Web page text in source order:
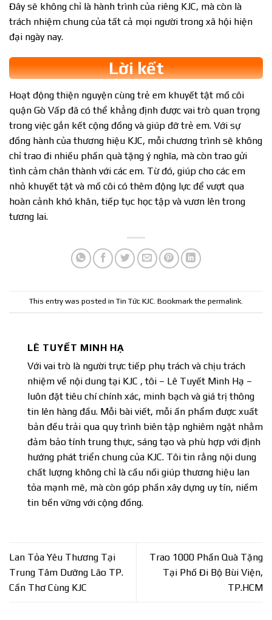
Đây sẽ không chỉ là hành trình của riêng KJC, mà còn là
trách nhiệm chung của tất cả mọi người trong xã hội hiện
đại ngày nay.
Lời kết
Hoạt động thiện nguyện cùng trẻ em khuyết tật mồ côi
quận Gò Vấp đã có thể khẳng định được vai trò quan trọng
trong việc gắn kết cộng đồng và giúp đỡ trẻ em. Với sự
đồng hành của thương hiệu KJC, mỗi chương trình sẽ không
chỉ trao đi nhiều phần quà tặng ý nghĩa, mà còn trao gửi
tình cảm chân thành với các em. Từ đó, giúp cho các em
nhỏ khuyết tật và mồ côi có thêm động lực để vượt qua
hoàn cảnh khó khăn, tiếp tục học tập và vươn lên trong
tương lai.
This entry was posted in Tin Tức KJC. Bookmark the permalink.
LÊ TUYẾT MINH HẠ
Với vai trò là người trực tiếp phụ trách và chịu trách
nhiệm về nội dung tại KJC , tôi – Lê Tuyết Minh Hạ –
luôn đặt tiêu chí chính xác, minh bạch và giá trị thông
tin lên hàng đầu. Mỗi bài viết, mỗi ấn phẩm được xuất
bản đều trải qua quy trình biên tập nghiêm ngặt nhằm
đảm bảo tính trung thực, sáng tạo và phù hợp với định
hướng phát triển chung của KJC. Tôi tin rằng nội dung
chất lượng không chỉ là cầu nối giúp thương hiệu lan
tỏa mạnh mẽ, mà còn góp phần xây dựng uy tín, niềm
tin bền vững với cộng đồng.
Lan Tỏa Yêu Thương Tại
Trung Tâm Dưỡng Lão TP.
Cần Thơ Cùng KJC
Trao 1000 Phần Quà Tặng
Tại Phố Đi Bộ Bùi Viện,
TP.HCM